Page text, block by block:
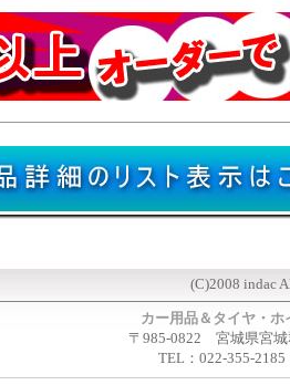
(C)2008 indac
カー用品＆タイヤ・
〒985-0822 宮城県宮城
TEL：022-355-